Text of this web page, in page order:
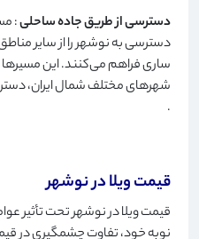
دسترسی از طریق جاده ساحلی:
دسترسی به نوشهر را از سایر
ساری فراهم می‌کنند. این مسیرها
شهرهای مختلف شمال ایران،
.
قیمت ویلا در نوشهر
قیمت ویلا در نوشهر تحت تأثیر